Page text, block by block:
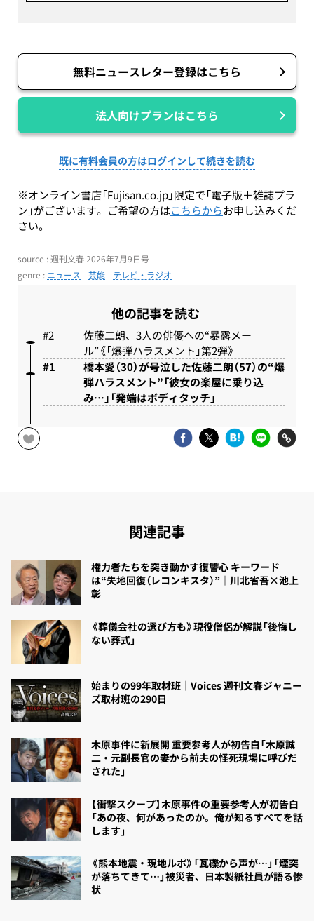
無料ニュースレター登録はこちら
法人向けプランはこちら
既に有料会員の方はログインして続きを読む
※オンライン書店「Fujisan.co.jp」限定で「電子版＋雑誌プラ
ン」がございます。ご希望の方はこちらからお申し込みくだ
さい。
source : 週刊文春 2026年7月9日号
genre : ニュース 芸能 テレビ・ラジオ
他の記事を読む
佐藤二朗、3人の俳優への“暴露メー
ル”《「爆弾ハラスメント」第2弾》
橋本愛（30）が号泣した佐藤二朗（57）の“爆
弾ハラスメント”「彼女の楽屋に乗り込
み…」「発端はボディタッチ」
関連記事
権力者たちを突き動かす復讐心 キーワード
は“失地回復（レコンキスタ）”｜川北省吾×池上
彰
《葬儀会社の選び方も》現役僧侶が解説「後悔し
ない葬式」
始まりの99年取材班｜Voices 週刊文春ジャニー
ズ取材班の290日
木原事件に新展開 重要参考人が初告白「木原誠
二・元副長官の妻から前夫の怪死現場に呼びだ
された」
【衝撃スクープ】木原事件の重要参考人が初告白
「あの夜、何があったのか。俺が知るすべてを話
します」
《熊本地震・現地ルポ》「瓦礫から声が…」「煙突
が落ちてきて…」被災者、日本製紙社員が語る惨
状